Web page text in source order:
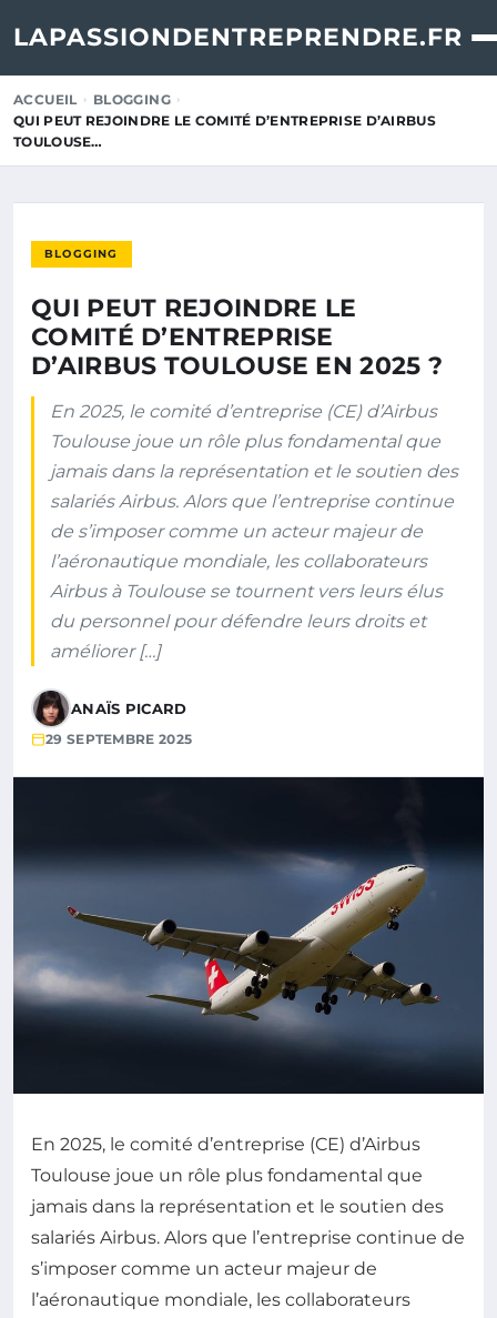
LAPASSIONDENTREPRENDRE.FR
ACCUEIL
BLOGGING
QUI PEUT REJOINDRE LE COMITÉ D’ENTREPRISE D’AIRBUS
TOULOUSE…
BLOGGING
QUI PEUT REJOINDRE LE
COMITÉ D’ENTREPRISE
D’AIRBUS TOULOUSE EN 2025 ?
En 2025, le comité d’entreprise (CE) d’Airbus
Toulouse joue un rôle plus fondamental que
jamais dans la représentation et le soutien des
salariés Airbus. Alors que l’entreprise continue
de s’imposer comme un acteur majeur de
l’aéronautique mondiale, les collaborateurs
Airbus à Toulouse se tournent vers leurs élus
du personnel pour défendre leurs droits et
améliorer […]
ANAÏS PICARD
29 SEPTEMBRE 2025
En 2025, le comité d’entreprise (CE) d’Airbus
Toulouse joue un rôle plus fondamental que
jamais dans la représentation et le soutien des
salariés Airbus. Alors que l’entreprise continue de
s’imposer comme un acteur majeur de
l’aéronautique mondiale, les collaborateurs